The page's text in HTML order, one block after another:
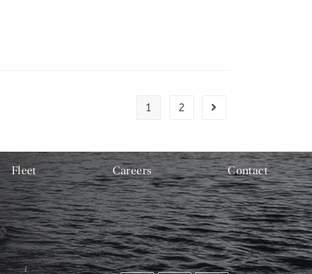
1 2
Fleet Careers Contact